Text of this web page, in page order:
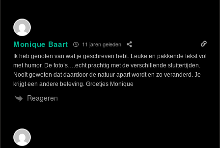
Monique Baart 11 jaren geleden
Ik heb genoten van wat je geschreven hebt. Leuke en pakkende tekst vol
met humor. De foto’s….echt prachtig met de verschillende sluitertijden.
Nooit geweten dat daardoor de natuur apart wordt en zo veranderd. Je
krijgt een andere beleving. Groetjes Monique
Reageren